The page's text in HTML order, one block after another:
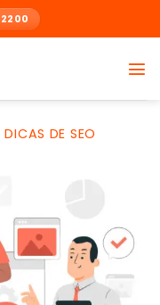
DICAS DE SEO